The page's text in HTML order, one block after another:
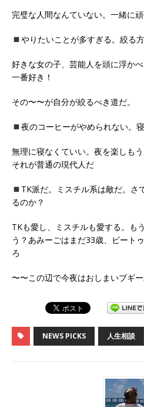
完璧な人間なんていない。一緒に
やりたいことが多すぎる。絞る
好きな女の子、芸能人を頭に浮か
一番好き！
その〜〜が自分が絞るべき道だ。
夜のコーヒーがやめられない。
無理に寝なくていい。夜を楽しも
それが普通の現代人だ
TK派だ。ミスチル系は敵だ。さ
るのか？
TKも愛し、ミスチルも愛する。も
う？あみーごはまだ33歳、ビート
ろ
〜〜この辺で今夜はおしまいブギ
NEWS PICKS 人生相談